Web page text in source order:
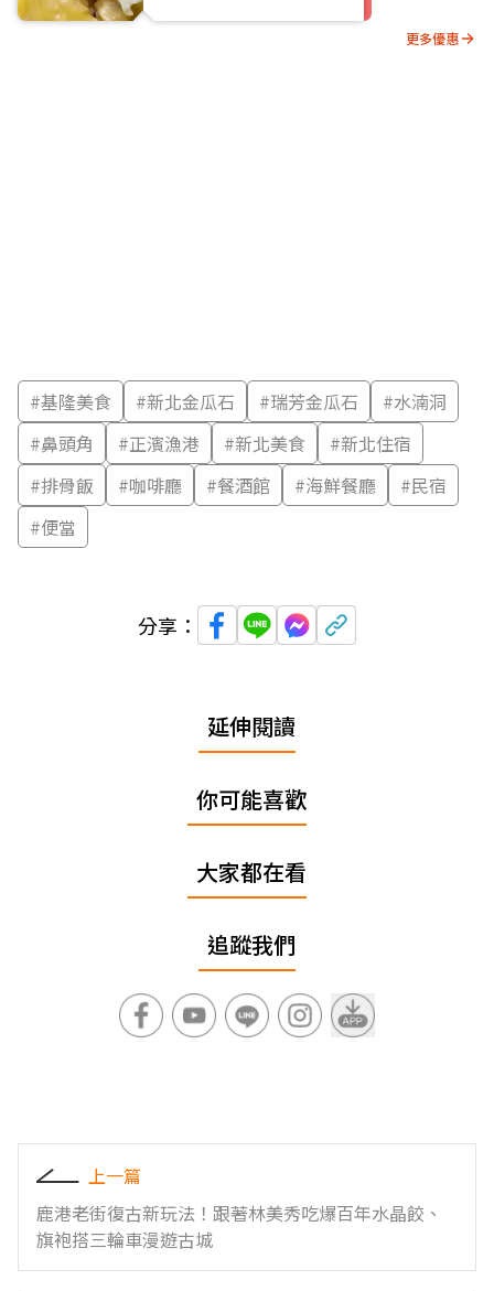
更多優惠
#基隆美食 #新北金瓜石 #瑞芳金瓜石 #水湳洞
#鼻頭角 #正濱漁港 #新北美食 #新北住宿
#排骨飯 #咖啡廳 #餐酒館 #海鮮餐廳 #民宿
#便當
分享：
延伸閱讀
你可能喜歡
大家都在看
追蹤我們
上一篇
鹿港老街復古新玩法！跟著林美秀吃爆百年水晶餃、
旗袍搭三輪車漫遊古城